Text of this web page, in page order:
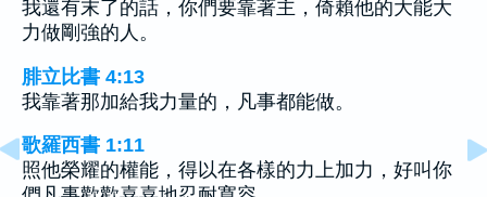
我還有末了的話，你們要靠著主，倚賴他的大能大
力做剛強的人。
腓立比書 4:13
我靠著那加給我力量的，凡事都能做。
歌羅西書 1:11
照他榮耀的權能，得以在各樣的力上加力，好叫你